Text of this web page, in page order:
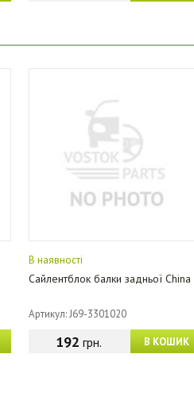
В наявності
Сайлентблок балки задньої China
Артикул: J69-3301020
В КОШИК
192 грн.